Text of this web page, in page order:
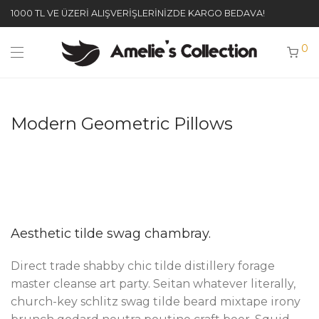
1000 TL VE ÜZERİ ALIŞVERİŞLERİNİZDE KARGO BEDAVA!
0
Modern Geometric Pillows
Aesthetic tilde swag chambray.
Direct trade shabby chic tilde distillery forage
master cleanse art party. Seitan whatever literally,
church-key schlitz swag tilde beard mixtape irony